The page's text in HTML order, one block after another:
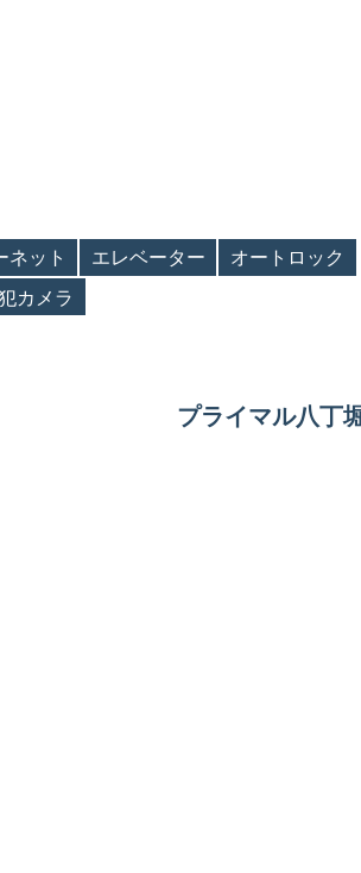
ネット エレベーター
オートロック
カメラ
プライマル八丁